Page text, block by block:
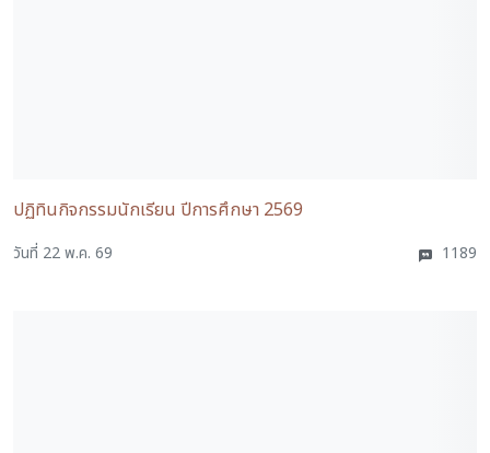
ปฏิทินกิจกรรมนักเรียน ปีการศึกษา 2569
วันที่ 22 พ.ค. 69 1189